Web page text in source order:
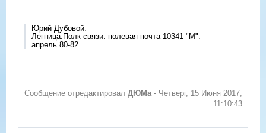
Юрий Дубовой.
Легница.Полк связи. полевая почта 10341 "М".
апрель 80-82
Сообщение отредактировал ДЮМа - Четверг, 15 Июня 2017,
11:10:43